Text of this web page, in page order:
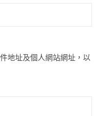
地址及個人網站網址，以